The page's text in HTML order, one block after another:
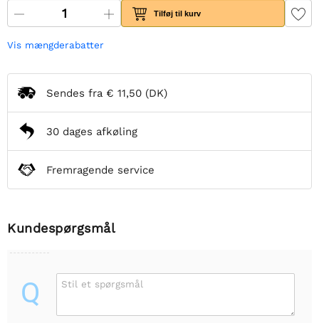
Tilføj til kurv
Vis mængderabatter
Sendes fra € 11,50 (DK)
30 dages afkøling
Fremragende service
Kundespørgsmål
Q Stil et spørgsmål